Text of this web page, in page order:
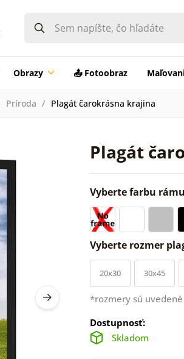
Obrazy 📤 Fotoobraz
Príroda Plagát čarokrásna krajina
Plagát
Vyberte farbu
Vyberte rozmer
20x30 30x45
*rozmery sú
Dostupnosť:
Skladom